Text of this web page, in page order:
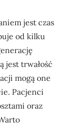
jest czas
od kilku
jest trwałość
mogą one
Pacjenci
oraz